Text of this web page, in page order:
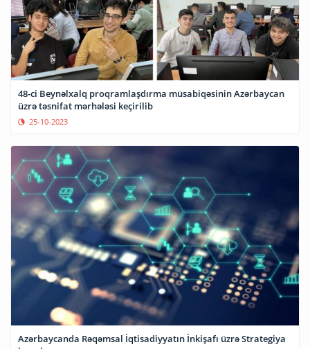
48-ci Beynəlxalq proqramlaşdırma müsabiqəsinin Azərbaycan
üzrə təsnifat mərhələsi keçirilib
25-10-2023
Azərbaycanda Rəqəmsal İqtisadiyyatın İnkişafı üzrə Strategiya